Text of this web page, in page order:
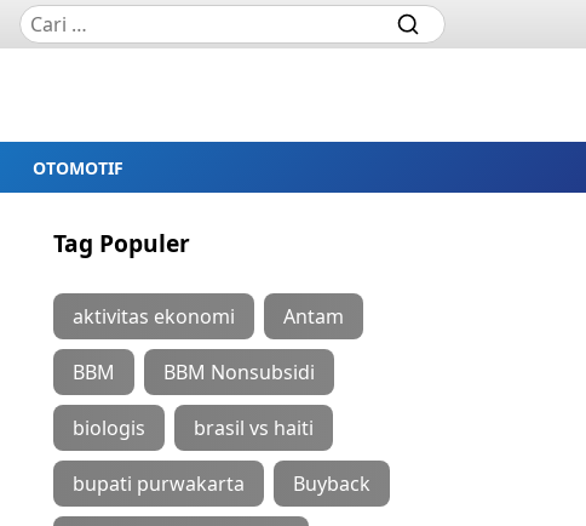
OTOMOTIF
Tag Populer
aktivitas ekonomi Antam
BBM BBM Nonsubsidi
biologis brasil vs haiti
bupati purwakarta Buyback